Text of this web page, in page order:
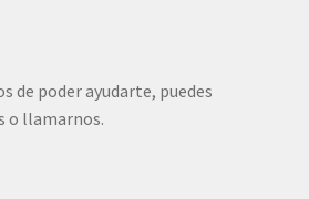
de poder ayudarte, puedes
o llamarnos.